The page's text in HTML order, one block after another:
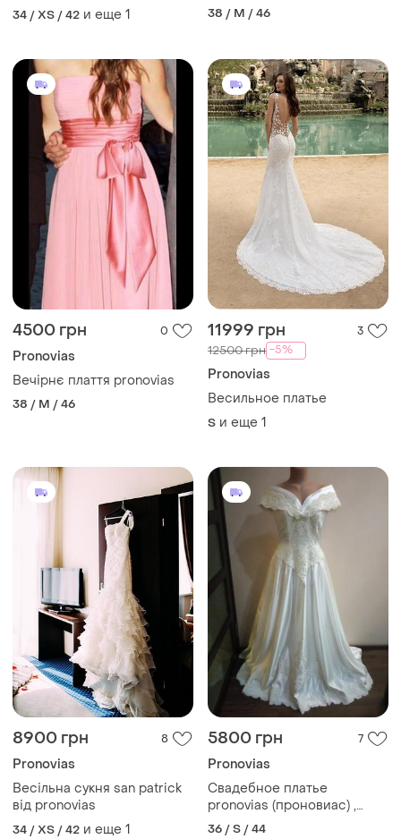
34 / XS / 42 и еще 1 38 / M / 46
4500 грн 0
Pronovias
Вечірнє плаття pronovias
38 / M / 46
11999 грн 3
12500 грн -5%
Pronovias
Весильное платье
S и еще 1
8900 грн 8
Pronovias
Весільна сукня san patrick
від pronovias
34 / XS / 42 и еще 1
5800 грн 7
Pronovias
Свадебное платье
pronovias (проновиас) ,
испания
36 / S / 44